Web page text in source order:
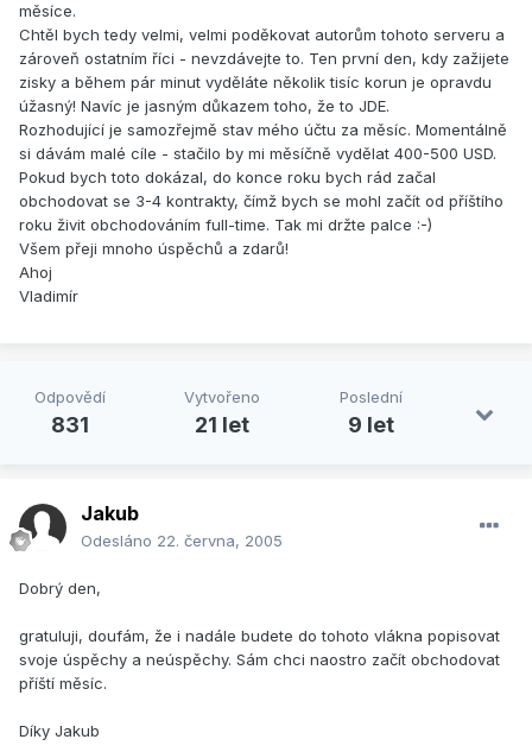
měsíce.
Chtěl bych tedy velmi, velmi poděkovat autorům tohoto serveru a
zároveň ostatním říci - nevzdávejte to. Ten první den, kdy zažijete
zisky a během pár minut vyděláte několik tisíc korun je opravdu
úžasný! Navíc je jasným důkazem toho, že to JDE.
Rozhodující je samozřejmě stav mého účtu za měsíc. Momentálně
si dávám malé cíle - stačilo by mi měsíčně vydělat 400-500 USD.
Pokud bych toto dokázal, do konce roku bych rád začal
obchodovat se 3-4 kontrakty, čímž bych se mohl začít od příštího
roku živit obchodováním full-time. Tak mi držte palce :-)
Všem přeji mnoho úspěchů a zdarů!
Ahoj
Vladimír
Odpovědí
831
Vytvořeno
21 let
Poslední
9 let
Jakub
Odesláno 22. června, 2005
Dobrý den,
gratuluji, doufám, že i nadále budete do tohoto vlákna popisovat
svoje úspěchy a neúspěchy. Sám chci naostro začít obchodovat
příští měsíc.
Díky Jakub